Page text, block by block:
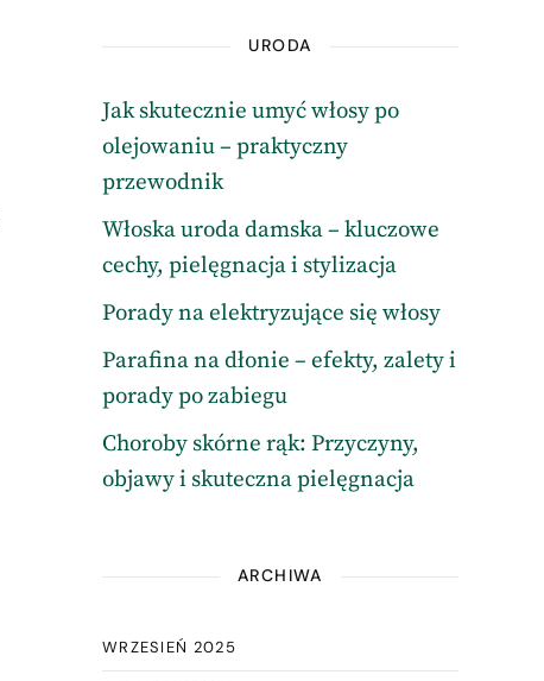
URODA
Jak skutecznie umyć włosy po
olejowaniu – praktyczny
przewodnik
Włoska uroda damska – kluczowe
cechy, pielęgnacja i stylizacja
Porady na elektryzujące się włosy
Parafina na dłonie – efekty, zalety i
porady po zabiegu
Choroby skórne rąk: Przyczyny,
objawy i skuteczna pielęgnacja
ARCHIWA
WRZESIEŃ 2025